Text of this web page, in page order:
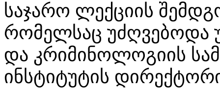
საჯარო ლექციის
რომელსაც უძღვებოდა
და კრიმინოლოგიის
ინსტიტუტის